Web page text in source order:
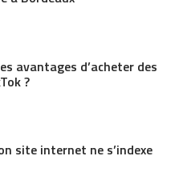
avantages d’acheter des
?
site internet ne s’indexe